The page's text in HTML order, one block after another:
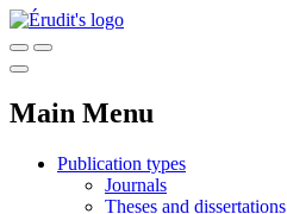
Main Menu
Publication types
Journals
Theses and dissertations